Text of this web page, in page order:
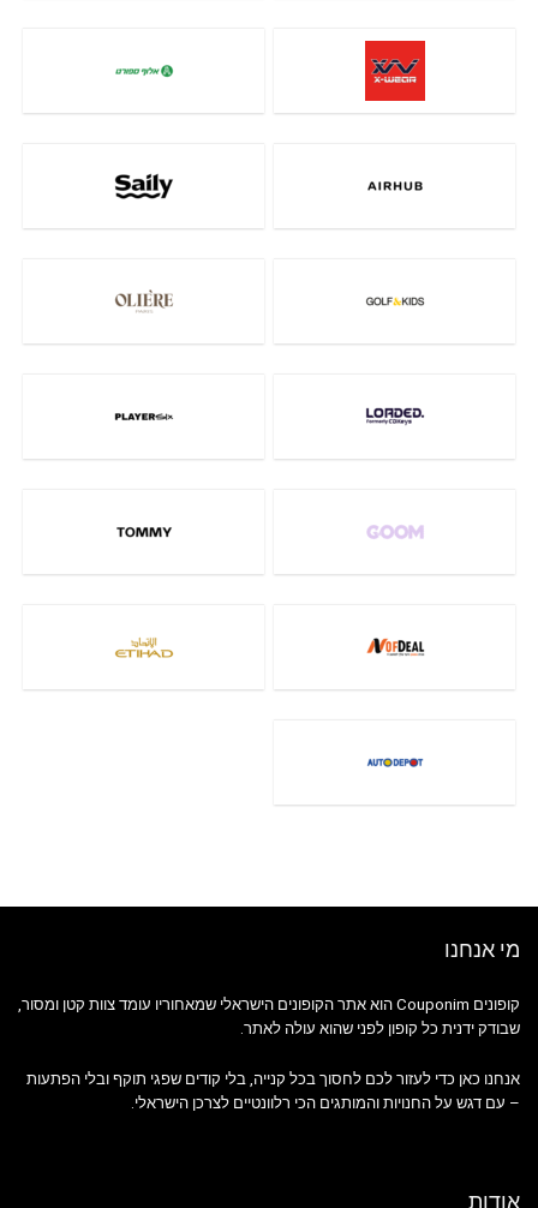
מי אנחנו
קופונים Couponim הוא אתר הקופונים הישראלי שמאחוריו עומד צוות קטן ומסור,
שבודק ידנית כל קופון לפני שהוא עולה לאתר.
אנחנו כאן כדי לעזור לכם לחסוך בכל קנייה, בלי קודים שפגי תוקף ובלי הפתעות
– עם דגש על החנויות והמותגים הכי רלוונטיים לצרכן הישראלי.
אודות